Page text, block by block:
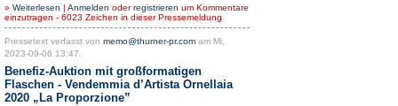
» Weiterlesen | Anmelden oderregistrieren um Kommentare
einzutragen - 6023 Zeichen in dieser Pressemeldung
Pressetext verfasst von memo@thurner-pr.com am Mi,
2023-09-06 13:47.
Benefiz-Auktion mit großformatigen
Flaschen - Vendemmia d’Artista Ornellaia
2020 „La Proporzione”